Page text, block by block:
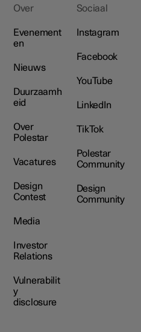
Over
Evenement
en
Nieuws
Duurzaamh
eid
Over
Polestar
Vacatures
Design
Contest
Media
Investor
Relations
Vulnerabilit
y
disclosure
Sociaal
Instagram
Facebook
YouTube
LinkedIn
TikTok
Polestar
Community
Design
Community